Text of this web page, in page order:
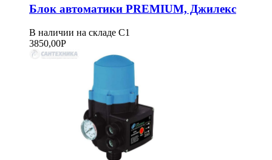
Блок автоматики PREMIUM, Джилекс
В наличии на складе С1
3850,00Р